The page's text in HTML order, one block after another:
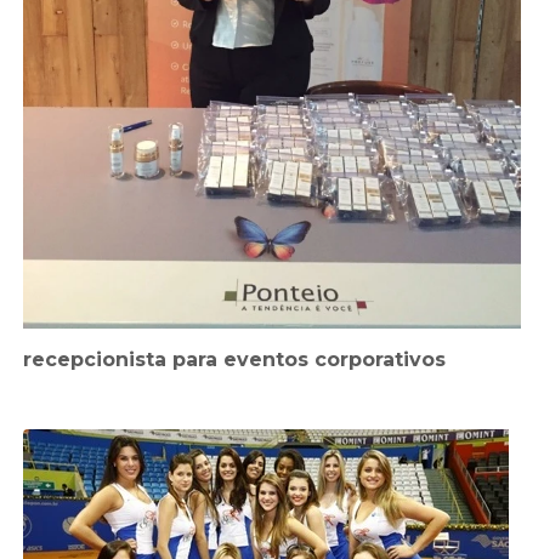
recepcionista para eventos corporativos